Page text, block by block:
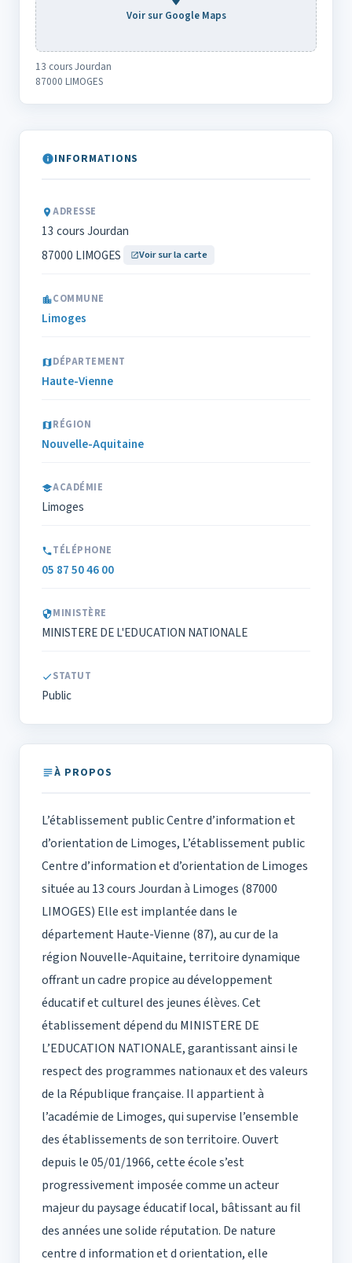
INFORMATIONS
ADRESSE
13 cours Jourdan
87000 LIMOGES
Voir sur la carte
COMMUNE
Limoges
DÉPARTEMENT
Haute-Vienne
RÉGION
Nouvelle-Aquitaine
ACADÉMIE
Limoges
TÉLÉPHONE
05 87 50 46 00
MINISTÈRE
MINISTERE DE L'EDUCATION NATIONALE
STATUT
Public
À PROPOS
L’établissement public Centre d’information et
d’orientation de Limoges, L’établissement public
Centre d’information et d’orientation de Limoges
située au 13 cours Jourdan à Limoges (87000
LIMOGES) Elle est implantée dans le
département Haute-Vienne (87), au cur de la
région Nouvelle-Aquitaine, territoire dynamique
offrant un cadre propice au développement
éducatif et culturel des jeunes élèves. Cet
établissement dépend du MINISTERE DE
L’EDUCATION NATIONALE, garantissant ainsi le
respect des programmes nationaux et des valeurs
de la République française. Il appartient à
l’académie de Limoges, qui supervise l’ensemble
des établissements de son territoire. Ouvert
depuis le 05/01/1966, cette école s’est
progressivement imposée comme un acteur
majeur du paysage éducatif local, bâtissant au fil
des années une solide réputation. De nature
centre d information et d orientation, elle
Voir sur Google Maps
13 cours Jourdan
87000 LIMOGES